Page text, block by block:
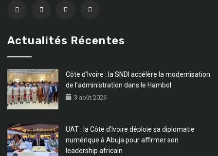
Actualités Récentes
Côte d’Ivoire : la SNDI accélère la modernisation
de l’administration dans le Hambol
3 août 2026
UAT : la Côte d’Ivoire déploie sa diplomatie
numérique à Abuja pour affirmer son
leadership africain